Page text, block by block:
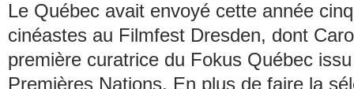
Le Québec avait envoyé cette année
cinéastes au Filmfest Dresden, dont
première curatrice du Fokus Québec
Premières Nations. En plus de faire la